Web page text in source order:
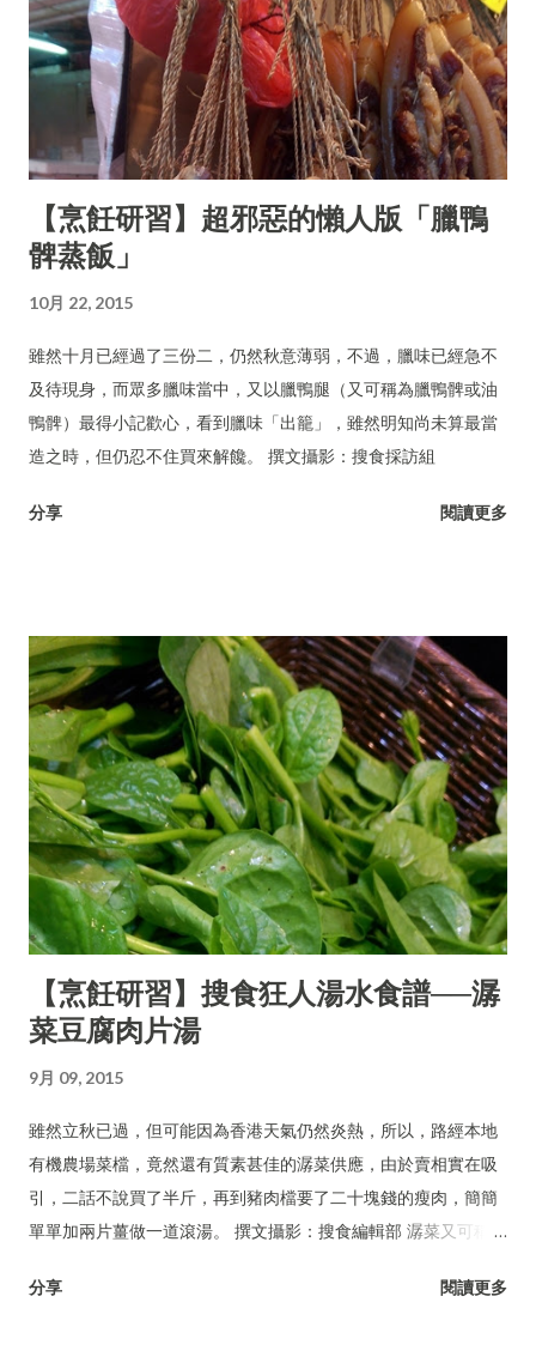
【烹飪研習】超邪惡的懶人版「臘鴨
髀蒸飯」
10月 22, 2015
雖然十月已經過了三份二，仍然秋意薄弱，不過，臘味已經急不
及待現身，而眾多臘味當中，又以臘鴨腿（又可稱為臘鴨髀或油
鴨髀）最得小記歡心，看到臘味「出籠」，雖然明知尚未算最當
造之時，但仍忍不住買來解饞。 撰文攝影：搜食採訪組
分享 閱讀更多
【烹飪研習】搜食狂人湯水食譜──潺
菜豆腐肉片湯
9月 09, 2015
雖然立秋已過，但可能因為香港天氣仍然炎熱，所以，路經本地
有機農場菜檔，竟然還有質素甚佳的潺菜供應，由於賣相實在吸
引，二話不說買了半斤，再到豬肉檔要了二十塊錢的瘦肉，簡簡
單單加兩片薑做一道滾湯。 撰文攝影：搜食編輯部 潺菜又可稱木
分享 閱讀更多